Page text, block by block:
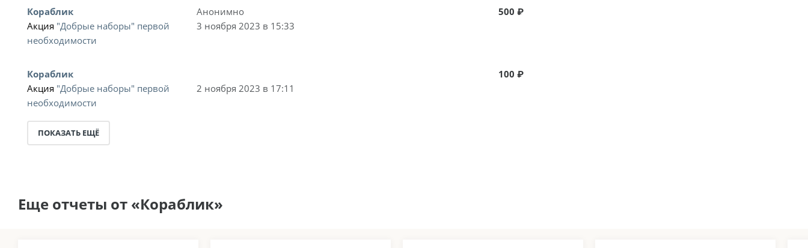
Кораблик
Акция "Добрые наборы" первой
необходимости
Анонимно
3 ноября 2023 в 15:33
500 ₽
Кораблик
Акция "Добрые наборы" первой
необходимости
2 ноября 2023 в 17:11
100 ₽
ПОКАЗАТЬ ЕЩЁ
Еще отчеты от «Кораблик»